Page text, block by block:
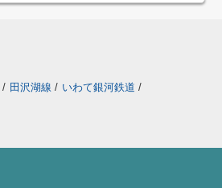
/ 田沢湖線 / いわて銀河鉄道 /